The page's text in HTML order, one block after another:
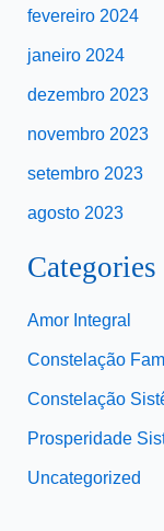
fevereiro 2024
janeiro 2024
dezembro 2023
novembro 2023
setembro 2023
agosto 2023
Categories
Amor Integral
Constelação
Constelação
Prosperidade
Uncategorized